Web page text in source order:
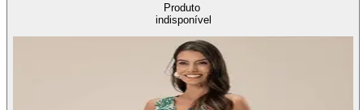
Produto
indisponível